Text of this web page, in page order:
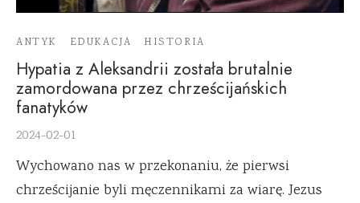
ANTYK EDUKACJA HISTORIA
Hypatia z Aleksandrii została brutalnie
zamordowana przez chrześcijańskich
fanatyków
2024-02-01
Wychowano nas w przekonaniu, że pierwsi
chrześcijanie byli męczennikami za wiarę. Jezus